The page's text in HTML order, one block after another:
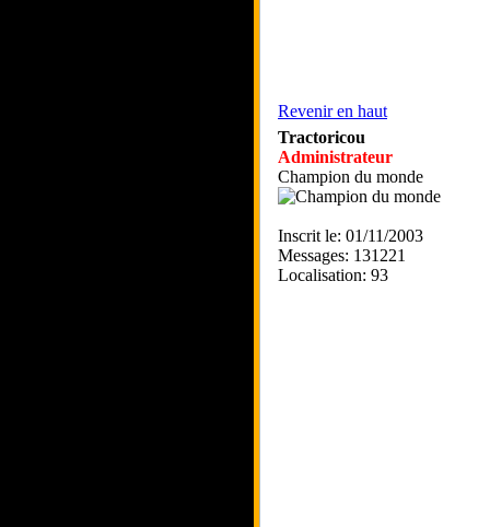
Revenir en haut
Tractoricou
Administrateur
Champion du monde
Inscrit le: 01/11/2003
Messages: 131221
Localisation: 93